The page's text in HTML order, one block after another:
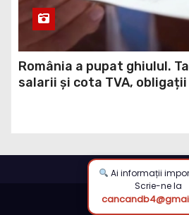
România a pupat ghiulul.
salarii și cota TVA,
Ai informații
Scrie-ne la